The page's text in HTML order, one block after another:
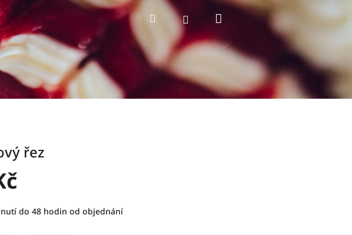
HledatPřihlášeníNákupní
košík
řez
do 48 hodin od objednání